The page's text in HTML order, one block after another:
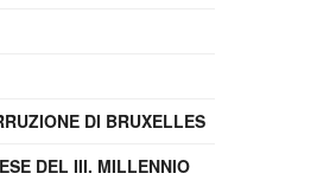
DI BRUXELLES
DEL III. MILLENNIO